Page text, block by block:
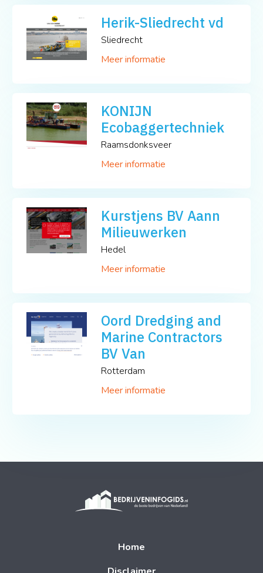
Herik-Sliedrecht vd
Sliedrecht
Meer informatie
KONIJN
Ecobaggertechniek
Raamsdonksveer
Meer informatie
Kurstjens BV Aann
Milieuwerken
Hedel
Meer informatie
Oord Dredging and
Marine Contractors
BV Van
Rotterdam
Meer informatie
Home